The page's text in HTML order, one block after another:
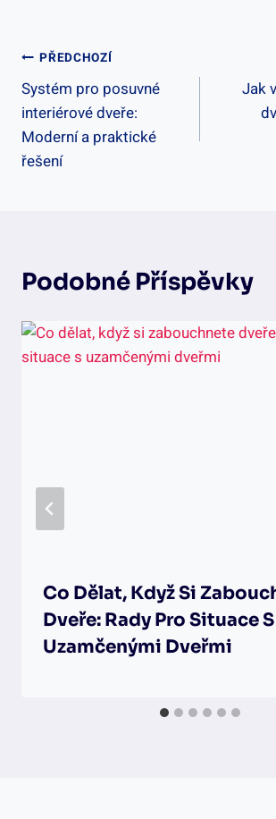
Navigace
Pro
Příspěvek
PŘEDCHOZÍ
Systém pro posuvné
interiérové dveře:
Moderní a praktické
řešení
Jak
Podobné Příspěvky
Co Dělat, Když Si
Dveře: Rady Pro Situace S
Uzamčenými Dveřmi